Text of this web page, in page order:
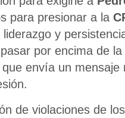
para presionar a la
y
por encima de
envía un
de violaciones de